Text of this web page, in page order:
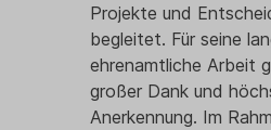
Projekte und
begleitet. Für seine
ehrenamtliche Arbeit
großer Dank und
Anerkennung. Im